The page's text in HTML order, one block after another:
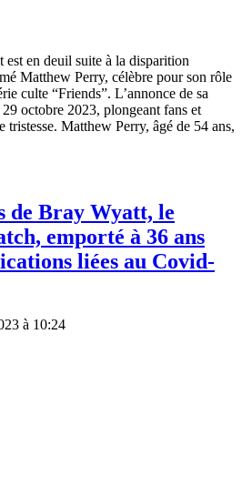
en deuil suite à la disparition
Matthew Perry, célèbre pour son rôle
culte “Friends”. L’annonce de sa
octobre 2023, plongeant fans et
tristesse. Matthew Perry, âgé de 54 ans,
de Bray Wyatt, le
emporté à 36 ans
liées au Covid-
à 10:24